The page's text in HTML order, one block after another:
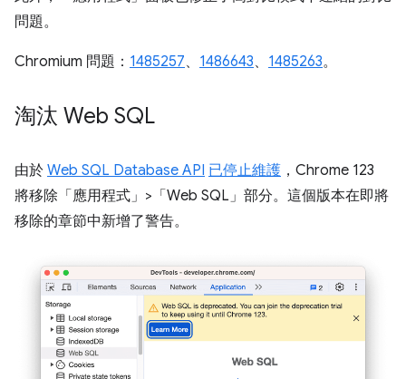
問題。
Chromium 問題： 1485257、 1486643、 1485263。
淘汰 Web SQL
由於 Web SQL Database API 已停止維護 ，Chrome 123
將移除「應用程式」>「Web SQL」 部分。這個版本在即將
移除的章節中新增了警告。